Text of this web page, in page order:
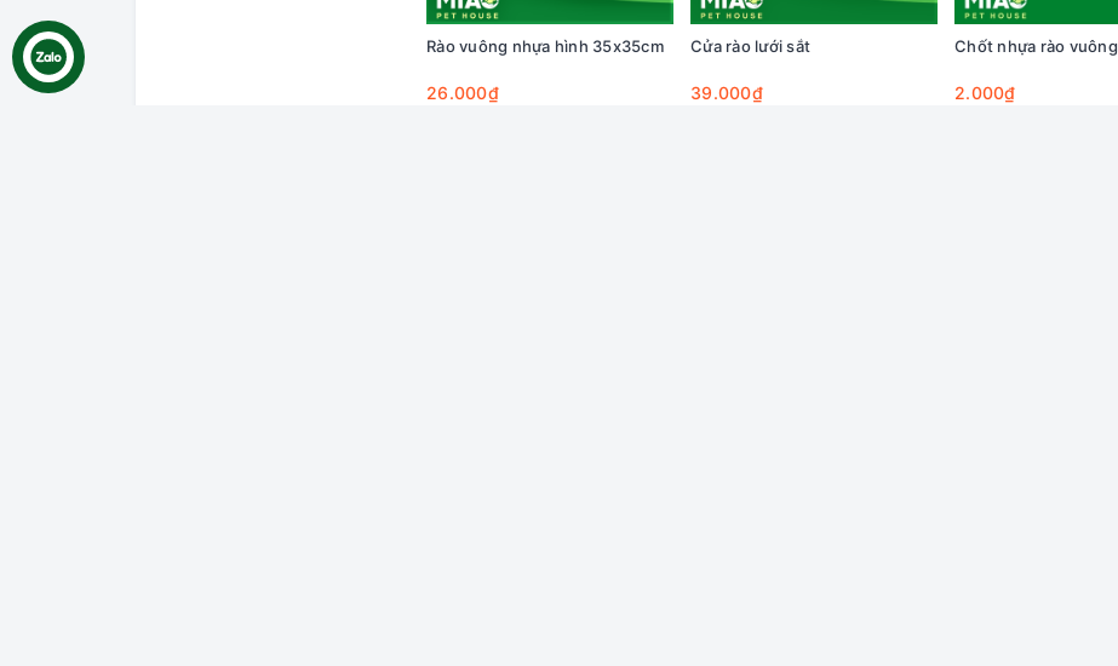
Rào vuông nhựa hình 35x35cm
26.000₫
Cửa rào lưới sắt
39.000₫
Chốt nhựa rào vuông
2.000₫